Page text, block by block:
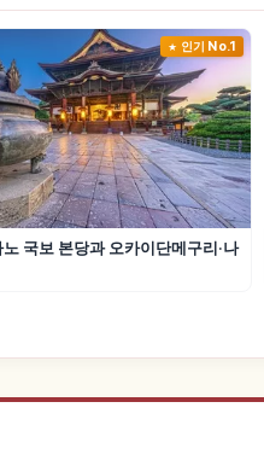
인기 No.1
국보 본당과 오카이단메구리·나